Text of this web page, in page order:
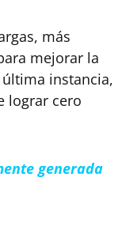
más
mejorar la
instancia,
lograr cero
generada